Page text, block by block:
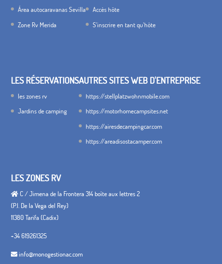
Área autocaravanas Sevilla
Zone Rv Merida
Accès hôte
S'inscrire en tant qu'hôte
LES RÉSERVATIONS
les zones rv
Jardins de camping
AUTRES SITES WEB D'ENTREPRISE
https://stellplatzwohnmobile.com
https://motorhomecampsites.net
https://airesdecampingcar.com
https://areadisostacamper.com
LES ZONES RV
C / Jimena de la Frontera 314 boîte aux lettres 2
(P.I. De la Vega del Rey)
11380 Tarifa (Cadix)
+34 619261325
info@monogestionac.com